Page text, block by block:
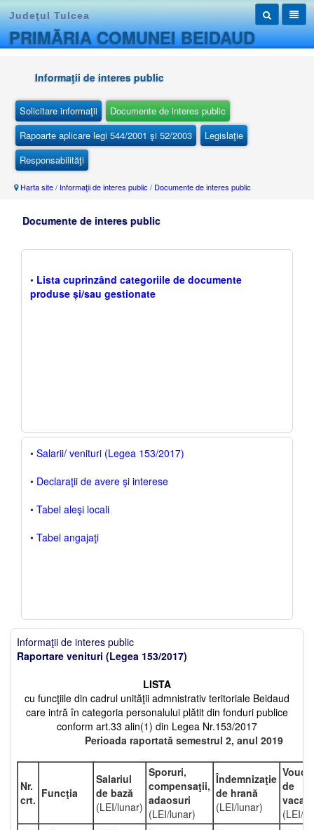
Judeţul Tulcea
PRIMĂRIA COMUNEI BEIDAUD
Informaţii de interes public
Solicitare informaţii
Documente de interes public
Rapoarte aplicare legi 544/2001 şi 52/2003
Legislaţie
Responsabilităţi
Harta site/ Informaţii de interes public / Documente de interes public
Documente de interes public
• Lista cuprinzând categoriile de documente
produse și/sau gestionate
• Salarii/ venituri (Legea 153/2017)
• Declaraţii de avere şi interese
• Tabel aleşi locali
• Tabel angajaţi
Informaţii de interes public
Raportare venituri (Legea 153/2017)
LISTA
cu funcţiile din cadrul unităţii admnistrativ teritoriale Beidaud
care intră în categoria personalului plătit din fonduri publice
conform art.33 alin(1) din Legea Nr.153/2017
Perioada raportată semestrul 2, anul 2019
Nr.
crt. Funcţia
Salariul
de bază
(LEI/lunar)
Sporuri,
compensaţii,
adaosuri
(LEI/lunar)
Îndemnizaţie
de hrană
(LEI/lunar)
de
(LEI/